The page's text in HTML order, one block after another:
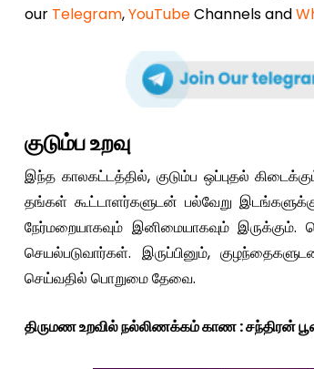
our Telegram,YouTubeChannels and
குடும்ப உறவு
இந்த காலகட்டத்தில், குடும்ப ஒப்புதல்
தங்கள் கூட்டாளர்களுடன் பல்வேறு
நேர்மறையாகவும் இனிமையாகவும்
செயல்படுவார்கள். இருப்பினும்,
செய்வதில் பொறுமை தேவை.
திருமண உறவில் நல்லிணக்கம் காண : சந்திரன்